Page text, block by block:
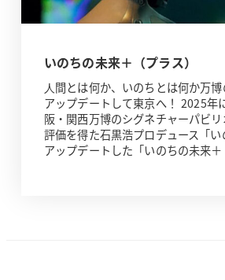
いのちの未来＋（プラス）
⼈間とは何か、いのちとは何か万
アップデートして東京へ！ 2025年
阪・関西万博のシグネチャーパビ
評価を得た石黒浩プロデュース「
アップデートした「いのちの未来